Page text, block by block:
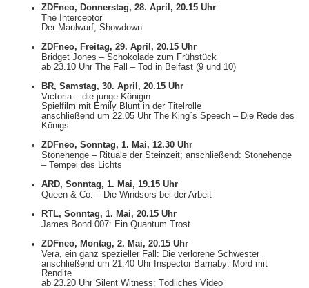
ZDFneo, Donnerstag, 28. April, 20.15 Uhr
The Interceptor
Der Maulwurf; Showdown
ZDFneo, Freitag, 29. April, 20.15 Uhr
Bridget Jones – Schokolade zum Frühstück
ab 23.10 Uhr The Fall – Tod in Belfast (9 und 10)
BR, Samstag, 30. April, 20.15 Uhr
Victoria – die junge Königin
Spielfilm mit Emily Blunt in der Titelrolle
anschließend um 22.05 Uhr The King´s Speech – Die Rede des
Königs
ZDFneo, Sonntag, 1. Mai, 12.30 Uhr
Stonehenge – Rituale der Steinzeit; anschließend: Stonehenge
– Tempel des Lichts
ARD, Sonntag, 1. Mai, 19.15 Uhr
Queen & Co. – Die Windsors bei der Arbeit
RTL, Sonntag, 1. Mai, 20.15 Uhr
James Bond 007: Ein Quantum Trost
ZDFneo, Montag, 2. Mai, 20.15 Uhr
Vera, ein ganz spezieller Fall: Die verlorene Schwester
anschließend um 21.40 Uhr Inspector Barnaby: Mord mit
Rendite
ab 23.20 Uhr Silent Witness: Tödliches Video